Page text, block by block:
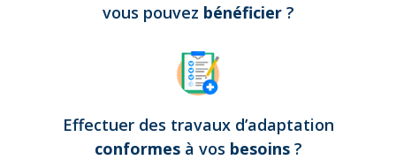
vous pouvez bénéficier ?
Effectuer des travaux d’adaptation
conformes à vos besoins ?